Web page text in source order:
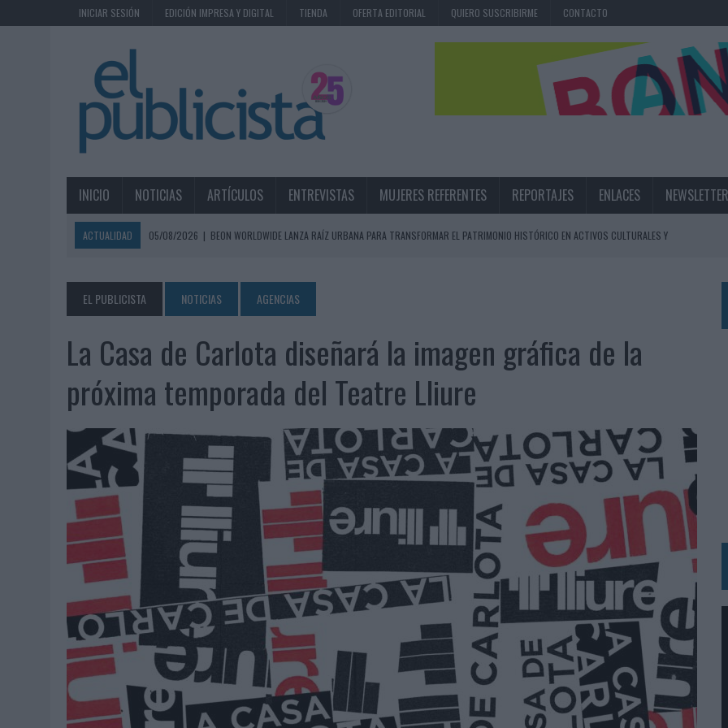
INICIAR SESIÓN EDICIÓN IMPRESA Y DIGITAL TIENDA OFERTA EDITORIAL QUIERO SUSCRIBIRME CONTACTO
INICIO NOTICIAS ARTÍCULOS ENTREVISTAS MUJERES REFERENTES REPORTAJES ENLACES NEWSLETTER
ACTUALIDAD 05/08/2026 | BEON WORLDWIDE LANZA RAÍZ URBANA PARA TRANSFORMAR EL PATRIMONIO HISTÓRICO EN ACTIVOS CULTURALES Y
05/08/2026 | LOPESAN HOTELS & RESORTS ACERCA EL PARAÍSO CANARIO EN SU ÚLTIMA CAMPAÑA INTERNACIONAL
05/08/2026
LUIS ARQUILLOS (BURGO DE ARIAS): “LA CONSTRUCCIÓN DE MARCA A LARGO PLAZO Y LA MEDICIÓN SON DOS CARAS DE LA MISMA
MONEDA”
04/08/2026
‘EL PARAÍSO MÁS CERCA’, DE 22GRADOS PARA LOPESAN HOTELS & RESORTS
04/08/2026
‘EL FÚTBOL SIN LAS PERSONAS’, DE DENTSU CREATIVE PARA ORANGE
04/08/2026
|
CAPAZ, LA CERVEZA QUE CONVIERTE CADA BOTELLA EN UNA OPORTUNIDAD DE INCLUSIÓN
04/08/2026
BABARIA Y MAXIBON SON ‘EL MATCH PERFECTO DEL VERANO’
04/08/2026
AUDIBLE REIVINDICA EL PODER TRANSFORMADOR DEL AUDIO EN SU NUEVA CAMPAÑA GLOBAL DE MARCA
03/08/2026
‘VUELVE EL FÚTBOL. VUELVE A SOÑAR’, DE VML PARA MOVISTAR
03/08/2026
MOVISTAR APELA A LA ILUSIÓN DE LAS AFICIONES PARA EL REGRESO DEL FÚTBOL
03/08/2026 | EL REAL BETIS INVITA A LOS AFICIONADOS A DISEÑAR SU PRÓXIMA CAMISETA FOREVER GREEN
03/08/2026 | KFC CONVIERTE LOS UBER EN UN HOMENAJE AL UNIVERSO DE 'LOS SIMPSON'
03/08/2026
BACK MARKET PONE A LA MADRE DE SU FUNDADOR COMO AVAL DE SU CALIDAD
03/08/2026
| PRESENTADO EL JURADO DE LOS PREMIOS DE MARKETING Y COMUNICACIÓN EN EL SECTOR ASEGURADOR 2026
31/07/2026
‘FROZEN DUNKIN’ X CALIPPO®’, AUTOPRODUCCIÓN DE DUNKIN’
EL PUBLICISTA NOTICIAS AGENCIAS
La Casa de Carlota diseñará la imagen gráfica de la
próxima temporada del Teatre Lliure